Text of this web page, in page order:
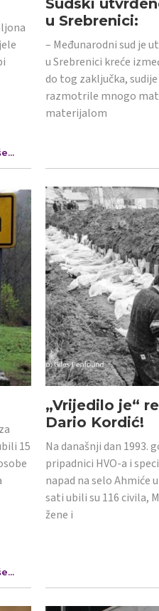
u Srebrenici:
– Međunarodni sud je
u Srebrenici kreće
do tog zaključka,
razmotrile mnogo
materijalom
15
„Vrijedilo je“
Dario Kordić!
Na današnji dan 1993.
pripadnici HVO-a i
napad na selo Ahmiće
sati ubili su 116 civila,
žene i